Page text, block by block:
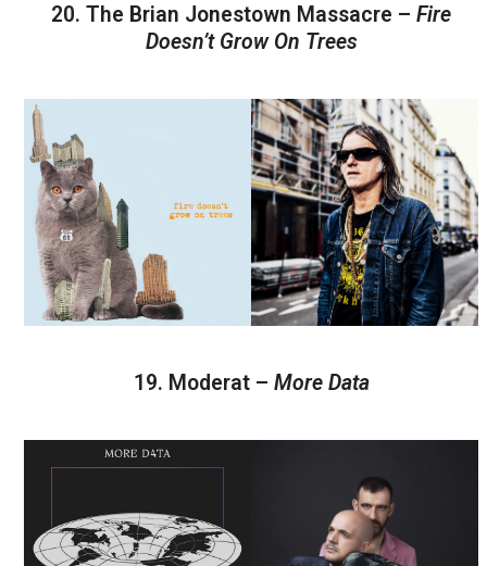
20. The Brian Jonestown Massacre –Fire
Doesn’t Grow On Trees
19. Moderat – More Data